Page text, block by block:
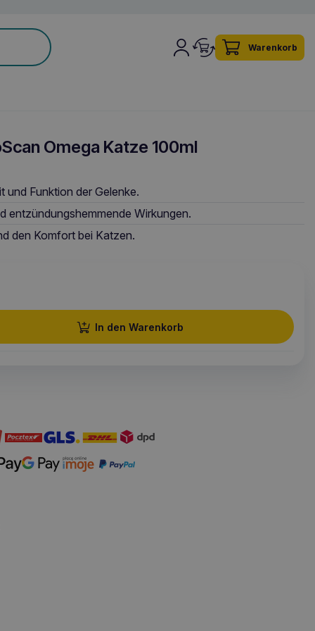
Warenkorb
Omega Katze 100ml
und Funktion der Gelenke.
entzündungshemmende Wirkungen.
den Komfort bei Katzen.
In den Warenkorb